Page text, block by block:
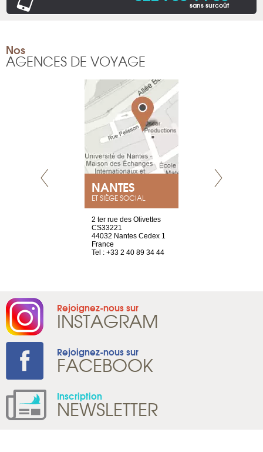
sans surcoût
Nos
AGENCES DE VOYAGE
NANTES
ET SIÈGE SOCIAL
2 ter rue des Olivettes
CS33221
44032 Nantes Cedex 1
France
Tel : +33 2 40 89 34 44
Rejoignez-nous sur
INSTAGRAM
Rejoignez-nous sur
FACEBOOK
Inscription
NEWSLETTER